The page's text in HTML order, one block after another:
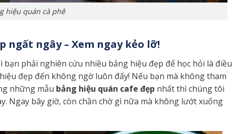
hiệu quán cà phê
ngất ngây – Xem ngay kẻo lỡ!
phải nghiên cứu nhiều bảng hiệu đẹp để học hỏi là điều
đẹp đến không ngờ luôn đấy! Nếu bạn mà không tham
những mẫu bảng hiệu quán cafe đẹp nhất thì chúng tôi
Ngay bây giờ, còn chần chờ gì nữa mà không lướt xuống